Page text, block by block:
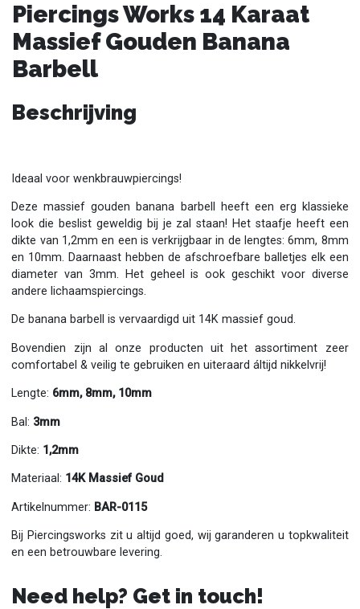
Piercings Works 14 Karaat
Massief Gouden Banana
Barbell
Beschrijving
Ideaal voor wenkbrauwpiercings!
Deze massief gouden banana barbell heeft een erg klassieke
look die beslist geweldig bij je zal staan! Het staafje heeft een
dikte van 1,2mm en een is verkrijgbaar in de lengtes: 6mm, 8mm
en 10mm. Daarnaast hebben de afschroefbare balletjes elk een
diameter van 3mm. Het geheel is ook geschikt voor diverse
andere lichaamspiercings.
De banana barbell is vervaardigd uit 14K massief goud.
Bovendien zijn al onze producten uit het assortiment zeer
comfortabel & veilig te gebruiken en uiteraard áltijd nikkelvrij!
Lengte: 6mm, 8mm, 10mm
Bal: 3mm
Dikte: 1,2mm
Materiaal: 14K Massief Goud
Artikelnummer: BAR-0115
Bij Piercingsworks zit u altijd goed, wij garanderen u topkwaliteit
en een betrouwbare levering.
Need help? Get in touch!